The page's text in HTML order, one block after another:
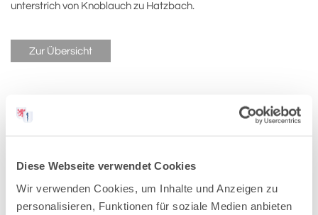
Diese Webseite verwendet Cookies
Wir verwenden Cookies, um Inhalte und Anzeigen zu
personalisieren, Funktionen für soziale Medien anbieten
unterstrich von Knoblauch zu Hatzbach.
Zur Übersicht
2026